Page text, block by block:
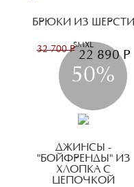
БРЮКИ ИЗ ШЕРСТИ
32 700 Р 22 890 Р
SMXL
50%
ДЖИНСЫ -
"БОЙФРЕНДЫ" ИЗ
ХЛОПКА С
ЦЕПОЧКОЙ